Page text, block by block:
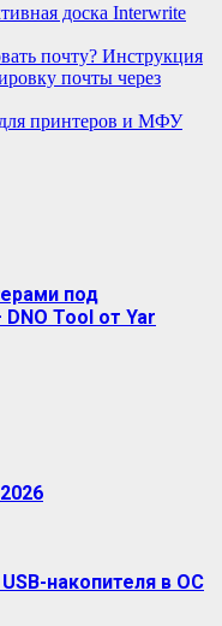
доска Interwrite
почту? Инструкция
почты через
принтеров и МФУ
под
Tool от Yar
накопителя в ОС